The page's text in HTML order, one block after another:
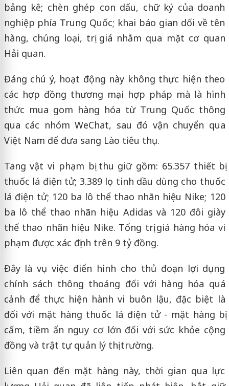
bảng kê; chèn ghép con dấu, chữ ký của doanh
nghiệp phía Trung Quốc; khai báo gian dối về tên
hàng, chủng loại, trị giá nhằm qua mặt cơ quan
Hải quan.
Đáng chú ý, hoạt động này không thực hiện theo
các hợp đồng thương mại hợp pháp mà là hình
thức mua gom hàng hóa từ Trung Quốc thông
qua các nhóm WeChat, sau đó vận chuyển qua
Việt Nam để đưa sang Lào tiêu thụ.
Tang vật vi phạm bị thu giữ gồm: 65.357 thiết bị
thuốc lá điện tử; 3.389 lọ tinh dầu dùng cho thuốc
lá điện tử; 120 ba lô thể thao nhãn hiệu Nike; 120
ba lô thể thao nhãn hiệu Adidas và 120 đôi giày
thể thao nhãn hiệu Nike. Tổng trị giá hàng hóa vi
phạm được xác định trên 9 tỷ đồng.
Đây là vụ việc điển hình cho thủ đoạn lợi dụng
chính sách thông thoáng đối với hàng hóa quá
cảnh để thực hiện hành vi buôn lậu, đặc biệt là
đối với mặt hàng thuốc lá điện tử - mặt hàng bị
cấm, tiềm ẩn nguy cơ lớn đối với sức khỏe cộng
đồng và trật tự quản lý thị trường.
Liên quan đến mặt hàng này, thời gian qua lực